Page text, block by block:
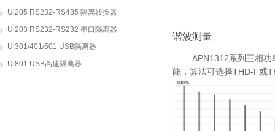
Ui205 RS232-RS485 隔离转换器
Ui203 RS232-RS232 串口隔离器
Ui301/401/501 USB隔离器
Ui801 USB高速隔离器
谐波测量
APN1312系列三相功率
能，算法可选择THD-F或